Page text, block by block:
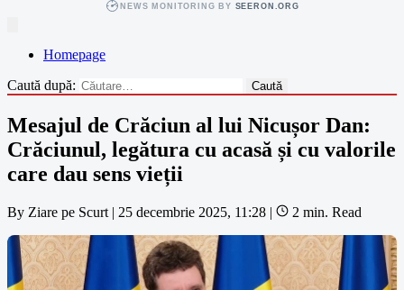
NEWS MONITORING BY SEERON.ORG
Homepage
Caută după:
Mesajul de Crăciun al lui Nicușor Dan:
Crăciunul, legătura cu acasă și cu valorile
care dau sens vieții
By Ziare pe Scurt | 25 decembrie 2025, 11:28 | 2 min. Read